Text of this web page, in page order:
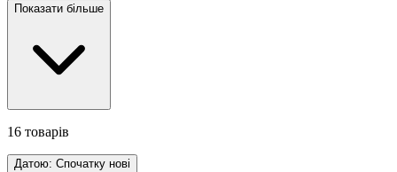
Показати більше
16 товарів
Датою: Спочатку нові